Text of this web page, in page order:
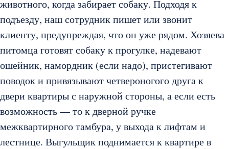
животного, когда забирает собаку. Подходя к
подъезду, наш сотрудник пишет или звонит
клиенту, предупреждая, что он уже рядом. Хозяева
питомца готовят собаку к прогулке, надевают
ошейник, намордник (если надо), пристегивают
поводок и привязывают четвероногого друга к
двери квартиры с наружной стороны, а если есть
возможность — то к дверной ручке
межквартирного тамбура, у выхода к лифтам и
лестнице. Выгульщик поднимается к квартире в